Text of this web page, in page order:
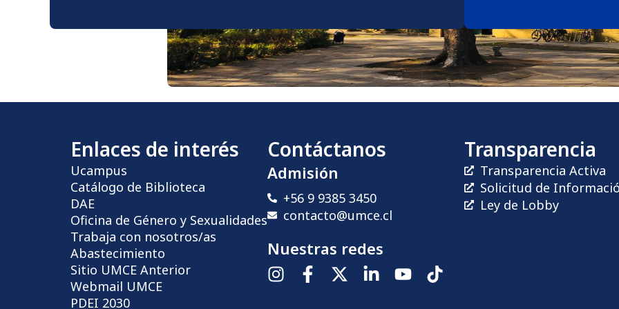
Enlaces de interés
Ucampus
Catálogo de Biblioteca
DAE
Oficina de Género y Sexualidades
Trabaja con nosotros/as
Abastecimiento
Sitio UMCE Anterior
Webmail UMCE
PDEI 2030
Contáctanos
Admisión
+56 9 9385 3450
contacto@umce.cl
Nuestras redes
Transparencia
Transparencia Activa
Solicitud de
Ley de Lobby